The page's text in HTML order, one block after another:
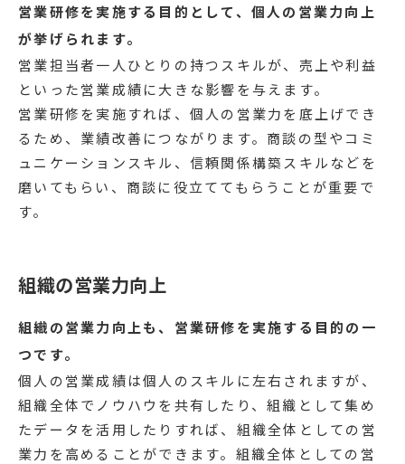
営業研修を実施する目的として、個人の営業力向上
が挙げられます。
営業担当者一人ひとりの持つスキルが、売上や利益
といった営業成績に大きな影響を与えます。
営業研修を実施すれば、個人の営業力を底上げでき
るため、業績改善につながります。商談の型やコミ
ュニケーションスキル、信頼関係構築スキルなどを
磨いてもらい、商談に役立ててもらうことが重要で
す。
組織の営業力向上
組織の営業力向上も、営業研修を実施する目的の一
つです。
個人の営業成績は個人のスキルに左右されますが、
組織全体でノウハウを共有したり、組織として集め
たデータを活用したりすれば、組織全体としての営
業力を高めることができます。組織全体としての営